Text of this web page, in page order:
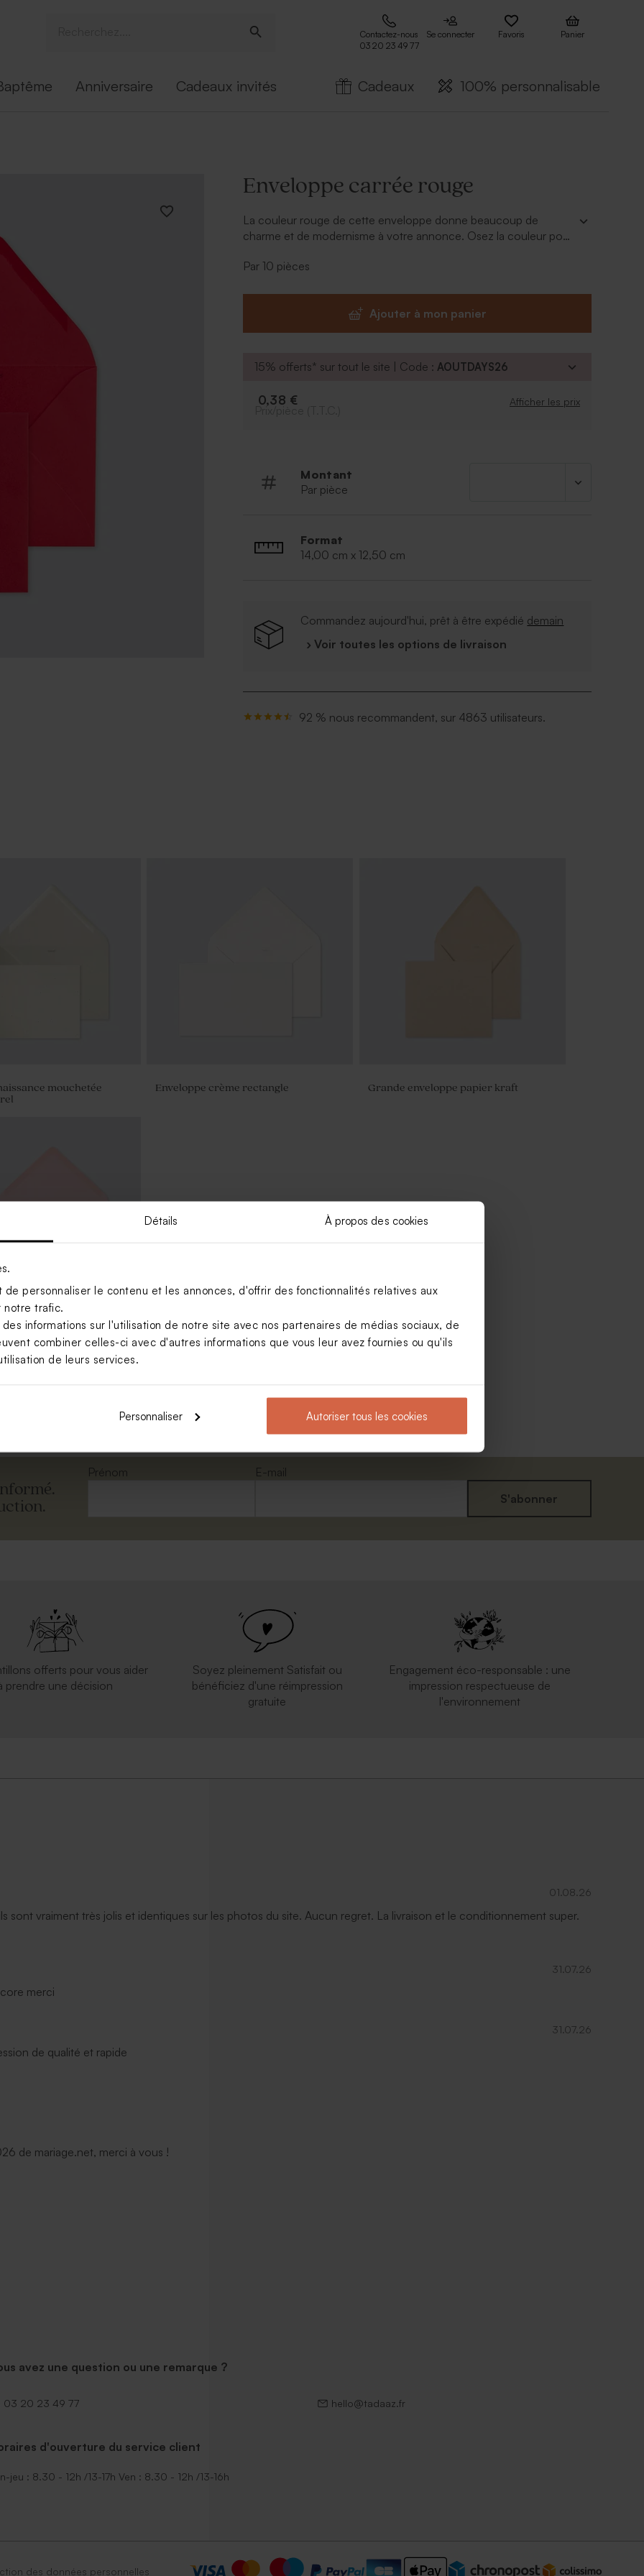
Détails À propos des cookies
personnaliser le contenu et les annonces, d'offrir des fonctionnalités relatives aux
notre trafic.
informations sur l'utilisation de notre site avec nos partenaires de médias sociaux, de
combiner celles-ci avec d'autres informations que vous leur avez fournies ou qu'ils
de leurs services.
Personnaliser Autoriser tous les cookies
Contactez-nous
03 20 23 49 77
Se connecter Favoris Panier
Anniversaire Cadeaux invités Cadeaux 100% personnalisable
Enveloppe carrée rouge
La couleur rouge de cette enveloppe donne beaucoup de
charme et de modernisme à votre annonce. Osez la couleur pour
Par 10 pièces
Ajouter à mon panier
15% offerts* sur tout le site | Code :AOUTDAYS26
0,38 € Afficher les prix
Montant
Par pièce
Format
14,00 cm x 12,50 cm
Commandez aujourd'hui, prêt à être expédié demain
› Voir toutes les options de livraison
92 % nous recommandent, sur 4863 utilisateurs.
mouchetée
Enveloppe crème rectangle Grande enveloppe papier kraft
pâle
Prénom
E-mail
S'abonner
offerts pour vous aider
prendre une décision
Soyez pleinement Satisfait ou
bénéficiez d'une réimpression
gratuite
Engagement éco-responsable : une
impression respectueuse de
l'environnement
01.08.26
sont vraiment très jolis et identiques sur les photos du site. Aucun regret. La livraison et le conditionnement super.
31.07.26
merci
31.07.26
de qualité et rapide
de mariage.net, merci à vous !
avez une question ou une remarque ?
03 20 23 49 77 hello@tadaaz.fr
d'ouverture du service client
jeu : 8.30 - 12h /13-17h Ven : 8.30 - 12h /13-16h
des données personnelles